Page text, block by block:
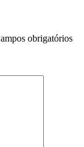
obrigatórios